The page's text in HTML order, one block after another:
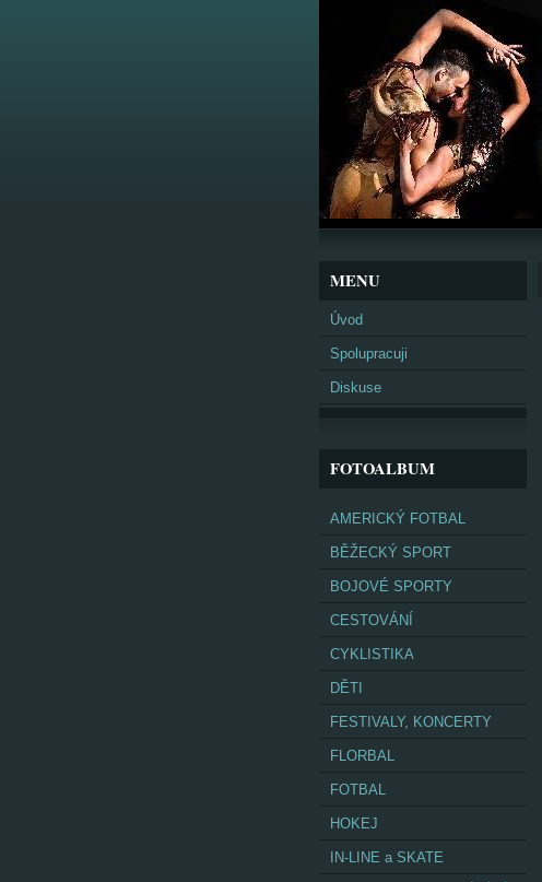
MENU
Úvod
Spolupracuji
Diskuse
FOTOALBUM
AMERICKÝ FOTBAL
BĚŽECKÝ SPORT
BOJOVÉ SPORTY
CESTOVÁNÍ
CYKLISTIKA
DĚTI
FESTIVALY, KONCERTY
FLORBAL
FOTBAL
HOKEJ
IN-LINE a SKATE